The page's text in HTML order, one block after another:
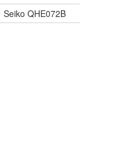
Seiko QHE072B